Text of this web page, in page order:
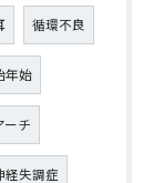
循環不良
年始
ーチ
経失調症